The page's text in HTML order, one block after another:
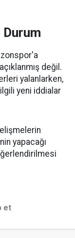
değil.
yalanlarken,
yeni iddialar
yapacağı
et